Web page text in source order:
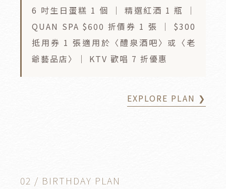
6 吋生日蛋糕 1 個 ｜ 精選紅酒 1 瓶 ｜
QUAN SPA $600 折價券 1 張 ｜ $300
抵用券 1 張適用於〈醴泉酒吧〉或〈老
爺藝品店〉｜ KTV 歡唱 7 折優惠
EXPLORE PLAN ❯
02 / BIRTHDAY PLAN